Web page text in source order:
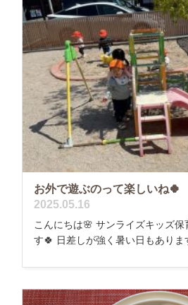
お外で遊ぶのって楽しいね🍀
2025.05.16
こんにちは🌸 サンライズキッズ
す🍀 日差しが強く暑い日もありま